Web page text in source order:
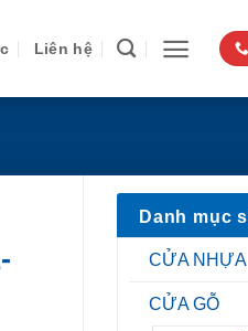
Liên hệ
Danh mục
CỬA NHỰA
CỬA GỖ